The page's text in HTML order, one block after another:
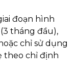
đoạn hình
tháng đầu),
chỉ sử dụng
theo chỉ định